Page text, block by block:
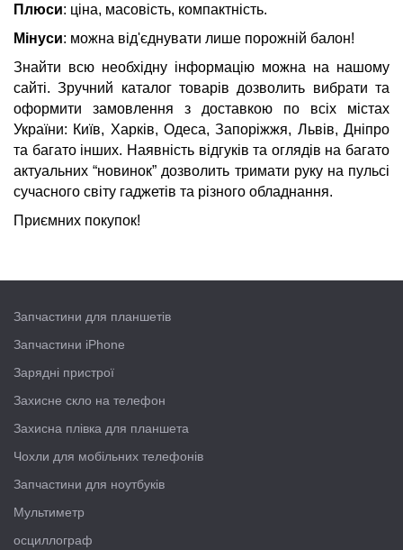
Плюси: ціна, масовість, компактність.
Мінуси: можна від'єднувати лише порожній балон!
Знайти всю необхідну інформацію можна на нашому
сайті. Зручний каталог товарів дозволить вибрати та
оформити замовлення з доставкою по всіх містах
України: Київ, Харків, Одеса, Запоріжжя, Львів, Дніпро
та багато інших. Наявність відгуків та оглядів на багато
актуальних “новинок” дозволить тримати руку на пульсі
сучасного світу гаджетів та різного обладнання.
Приємних покупок!
Запчастини для планшетів
Запчастини iPhone
Зарядні пристрої
Захисне скло на телефон
Захисна плівка для планшета
Чохли для мобільних телефонів
Запчастини для ноутбуків
Мультиметр
осциллограф